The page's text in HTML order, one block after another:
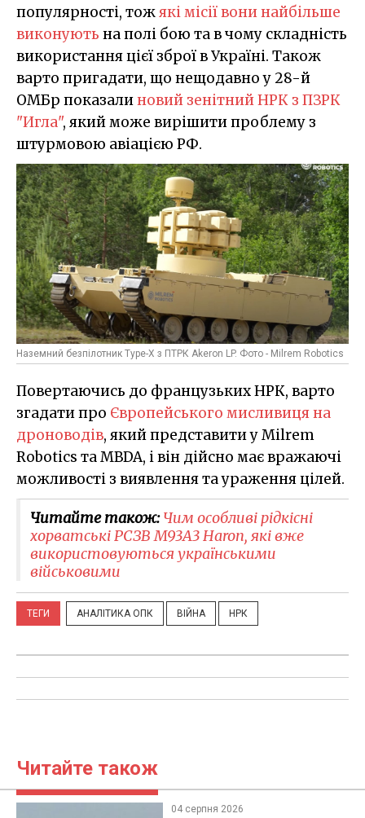
популярності, тожякі місії вони найбільше
виконують на полі бою та в чому складність
використання цієї зброї в Україні. Також
варто пригадати, що нещодавно у 28-й
ОМБр показалиновий зенітний НРК з ПЗРК
"Игла", який може вирішити проблему з
штурмовою авіацією РФ.
Наземний безпілотник Type-X з ПТРК Akeron LP. Фото - Milrem Robotics
Повертаючись до французьких НРК, варто
згадати про Європейського мисливиця на
дроноводів, який представити у Milrem
Robotics та MBDA, і він дійсно має вражаючі
можливості з виявлення та ураження цілей.
Читайте також:Чим особливі рідкісні
хорватські РСЗВ M93A3 Haron, які вже
використовуються українськими
військовими
ТЕГИ АНАЛІТИКА ОПК ВІЙНА НРК
Читайте також
04 серпня 2026